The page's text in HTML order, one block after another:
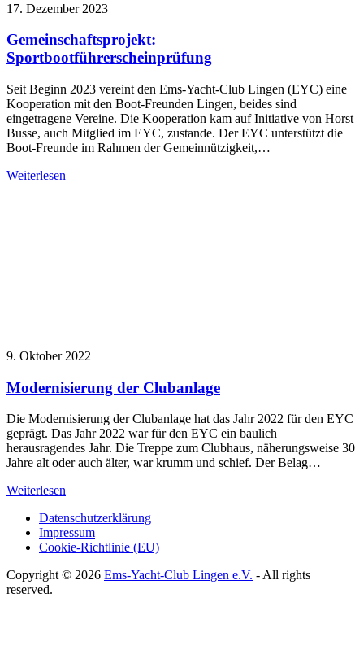
17. Dezember 2023
Gemeinschaftsprojekt:
Sportbootführerscheinprüfung
Seit Beginn 2023 vereint den Ems-Yacht-Club Lingen (EYC) eine
Kooperation mit den Boot-Freunden Lingen, beides sind
eingetragene Vereine. Die Kooperation kam auf Initiative von Horst
Busse, auch Mitglied im EYC, zustande. Der EYC unterstützt die
Boot-Freunde im Rahmen der Gemeinnützigkeit,…
Weiterlesen
9. Oktober 2022
Modernisierung der Clubanlage
Die Modernisierung der Clubanlage hat das Jahr 2022 für den EYC
geprägt. Das Jahr 2022 war für den EYC ein baulich
herausragendes Jahr. Die Treppe zum Clubhaus, näherungsweise 30
Jahre alt oder auch älter, war krumm und schief. Der Belag…
Weiterlesen
Datenschutzerklärung
Impressum
Cookie-Richtlinie (EU)
Copyright © 2026 Ems-Yacht-Club Lingen e.V. - All rights
reserved.